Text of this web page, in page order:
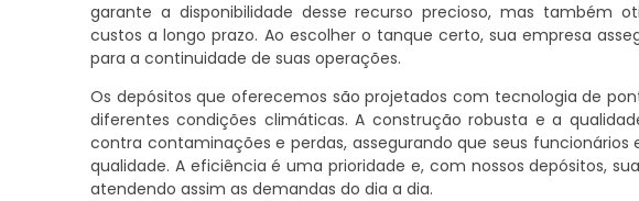
garante a disponibilidade desse recurso precioso, mas também
custos a longo prazo. Ao escolher o tanque certo, sua empresa
para a continuidade de suas operações.
Os depósitos que oferecemos são projetados com tecnologia de
diferentes condições climáticas. A construção robusta e a
contra contaminações e perdas, assegurando que seus
qualidade. A eficiência é uma prioridade e, com nossos depósitos,
atendendo assim as demandas do dia a dia.